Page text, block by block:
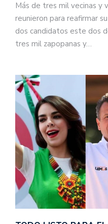
Más de tres mil vecinas y
reunieron para reafirmar
dos candidatos este dos
tres mil zapopanas y…